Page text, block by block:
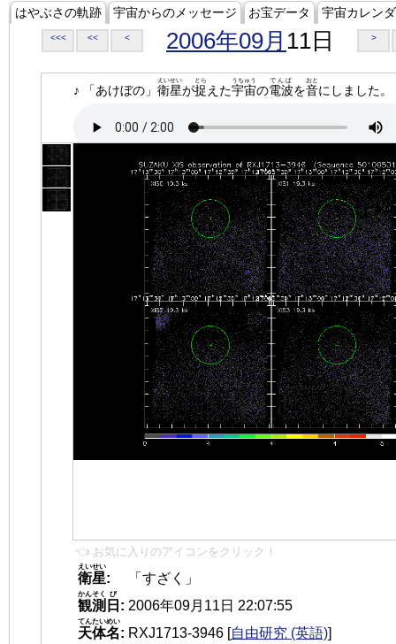
はやぶさの軌跡 宇宙からのメッセージ お宝データ 宇宙カレン
<<< << < 2006年09月 11日 >
♪ 「あけぼの」 衛星
えいせい
が捉
とら
えた宇宙
うちゅう
の電波
でんぱ
を音
おと
にしました。
👈 お気に入りのアイコンをクリック！
衛星
えいせい
:
「すざく」
観測
かんそく
日
び
: 2006年09月11日 22:07:55
天体名
てんたいめい
: RXJ1713-3946 [自由研究 (英語)]